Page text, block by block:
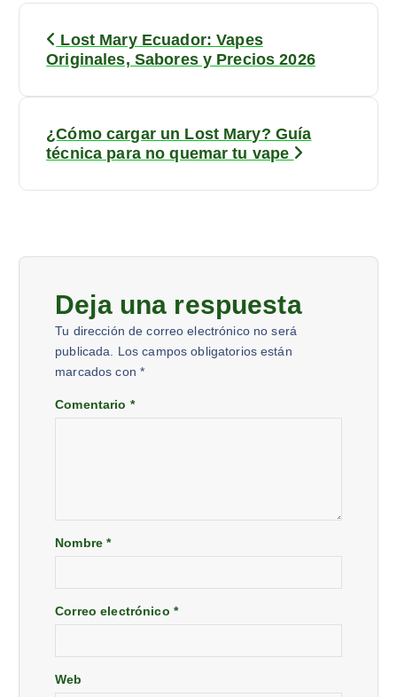
Lost Mary Ecuador: Vapes
Originales, Sabores y Precios 2026
¿Cómo cargar un Lost Mary? Guía
técnica para no quemar tu vape
Deja una respuesta
Tu dirección de correo electrónico no será
publicada.
Los campos obligatorios están
marcados con *
Comentario *
Nombre*
Correo electrónico *
Web